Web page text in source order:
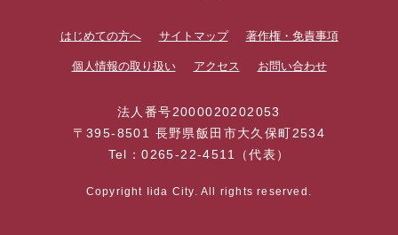
はじめての方へ サイトマップ 著作権・免責事項
個人情報の取り扱い アクセス お問い合わせ
法人番号2000020202053
〒395-8501 長野県飯田市大久保町2534
Tel：0265-22-4511（代表）
Copyright Iida City. All rights reserved.